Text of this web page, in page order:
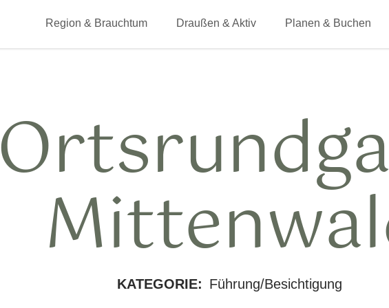
Region & Brauchtum Draußen & Aktiv Planen & Buchen
KATEGORIE: Führung/Besichtigung